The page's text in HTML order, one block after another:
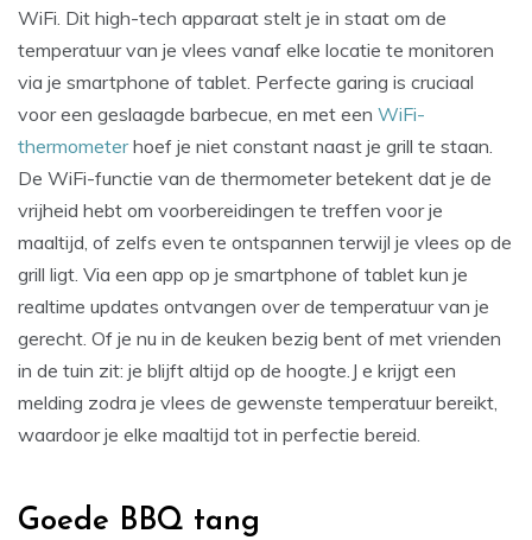
WiFi. Dit high-tech apparaat stelt je in staat om de
temperatuur van je vlees vanaf elke locatie te monitoren
via je smartphone of tablet. Perfecte garing is cruciaal
voor een geslaagde barbecue, en met een WiFi-
thermometerhoef je niet constant naast je grill te staan.
De WiFi-functie van de thermometer betekent dat je de
vrijheid hebt om voorbereidingen te treffen voor je
maaltijd, of zelfs even te ontspannen terwijl je vlees op de
grill ligt. Via een app op je smartphone of tablet kun je
realtime updates ontvangen over de temperatuur van je
gerecht. Of je nu in de keuken bezig bent of met vrienden
in de tuin zit: je blijft altijd op de hoogte.J e krijgt een
melding zodra je vlees de gewenste temperatuur bereikt,
waardoor je elke maaltijd tot in perfectie bereid.
Goede BBQ tang